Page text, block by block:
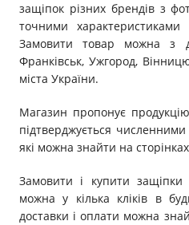
защіпок різних брендів з
точними характеристиками
Замовити товар можна з
Франківськ, Ужгород,
міста України.
Магазин пропонує
підтверджується
які можна знайти на
Замовити і купити защіпки
можна у кілька кліків в
доставки і оплати можна